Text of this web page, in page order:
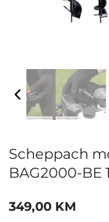
Scheppach
BAG2000-BE
349,00 KM